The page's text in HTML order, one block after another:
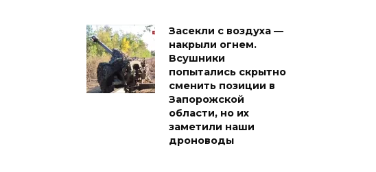
Засекли с воздуха —
накрыли огнем.
Всушники
попытались скрытно
сменить позиции в
Запорожской
области, но их
заметили наши
дроноводы